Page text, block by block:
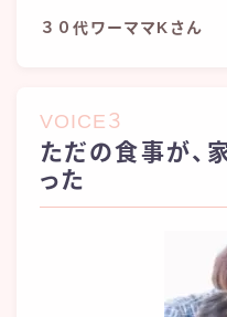
３０代ワーママKさん
VOICE３
ただの食事が、
った